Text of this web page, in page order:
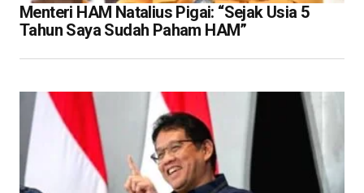
Menteri HAM Natalius Pigai: “Sejak Usia 5
Tahun Saya Sudah Paham HAM”